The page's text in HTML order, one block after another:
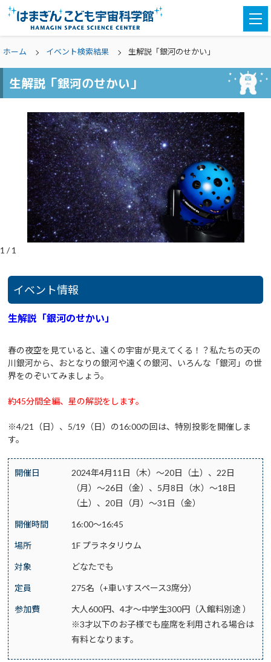
ホーム イベント検索結果 生解説「銀河のせかい」
生解説「銀河のせかい」
1 /1
イベント情報
生解説「銀河のせかい」
春の夜空を見ていると、遠くの宇宙が見えてくる！？私たちの天の
川銀河から、おとなりの銀河や遠くの銀河、いろんな「銀河」の世
界をのぞいてみましょう。
約45分間全編、星の解説をします。
※4/21（日）、5/19（日）の16:00の回は、特別投影を開催しま
す。
開催日
2024年4月11日（木）～20日（土）、22日
（月）～26日（金）、5月8日（水）～18日
（土）、20日（月）～31日（金）
開催時間 16:00～16:45
場所 1F プラネタリウム
対象 どなたでも
定員 275名（+車いすスペース3席分）
参加費
大人600円、4才～中学生300円（入館料別途 ）
※3才以下のお子様でも座席を利用される場合は
有料となります。